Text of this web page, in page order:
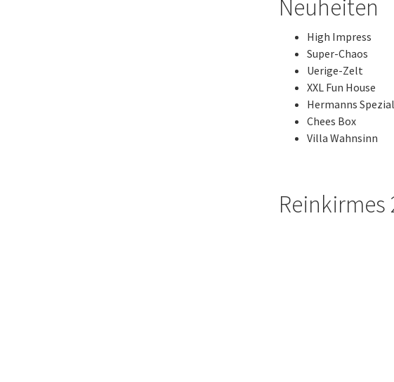
Neuheiten
High Impress
Super-Chaos
Uerige-Zelt
XXL Fun House
Hermanns
Chees Box
Villa Wahnsinn
Reinkirmes